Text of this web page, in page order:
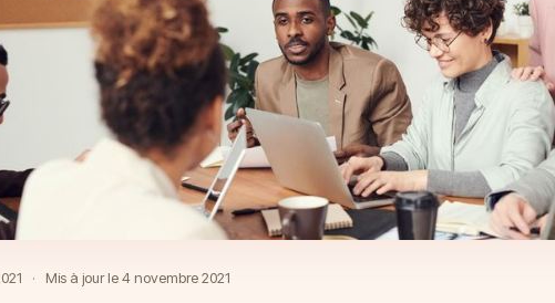
· Mis à jour le4 novembre 2021